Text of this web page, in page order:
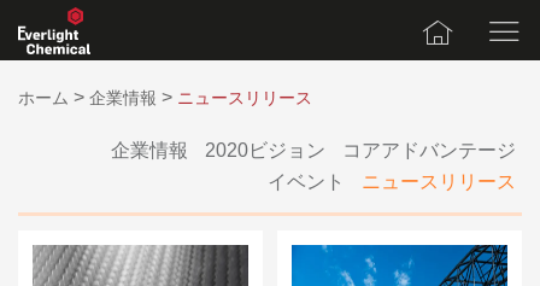
ホーム > 企業情報 > ニュースリリース
企業情報 2020ビジョン
コアアドバンテージ
イベント
ニュースリリース